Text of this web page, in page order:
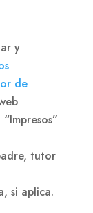
y
de
tutor
si aplica.